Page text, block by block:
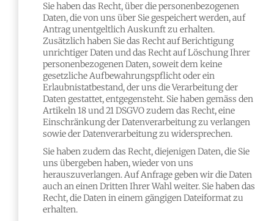
Sie haben das Recht, über die personenbezogenen
Daten, die von uns über Sie gespeichert werden, auf
Antrag unentgeltlich Auskunft zu erhalten.
Zusätzlich haben Sie das Recht auf Berichtigung
unrichtiger Daten und das Recht auf Löschung Ihrer
personenbezogenen Daten, soweit dem keine
gesetzliche Aufbewahrungspflicht oder ein
Erlaubnistatbestand, der uns die Verarbeitung der
Daten gestattet, entgegensteht. Sie haben gemäss den
Artikeln 18 und 21 DSGVO zudem das Recht, eine
Einschränkung der Datenverarbeitung zu verlangen
sowie der Datenverarbeitung zu widersprechen.
Sie haben zudem das Recht, diejenigen Daten, die Sie
uns übergeben haben, wieder von uns
herauszuverlangen. Auf Anfrage geben wir die Daten
auch an einen Dritten Ihrer Wahl weiter. Sie haben das
Recht, die Daten in einem gängigen Dateiformat zu
erhalten.